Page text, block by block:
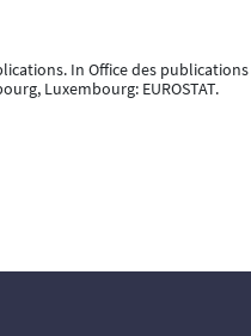
In Office des
Luxembourg: EUROSTAT.